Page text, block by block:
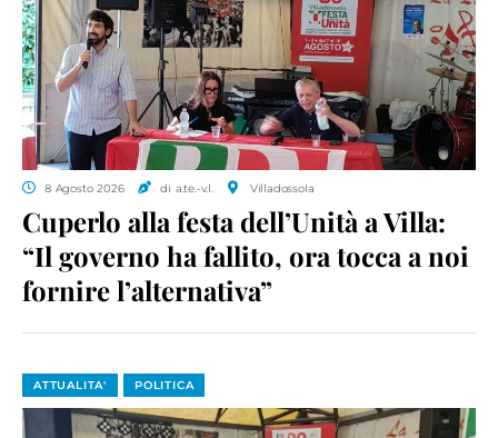
8 Agosto 2026 di a.te.-v.l. Villadossola
Cuperlo alla festa dell’Unità a Villa:
“Il governo ha fallito, ora tocca a noi
fornire l’alternativa”
ATTUALITA' POLITICA